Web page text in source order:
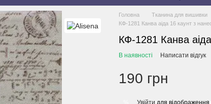
Головна Тканина для вишивки
КФ-1281 Канва аіда 16 каунт з
КФ-1281 Канва
В наявності Написати відгук
190 грн
Увійти для відображення